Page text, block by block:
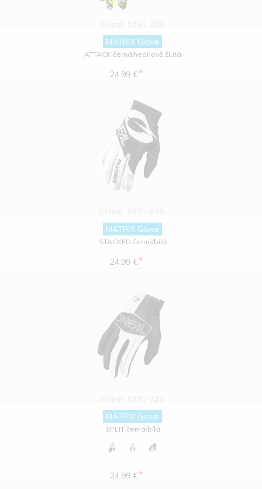
MATRIX Glove
ATTACK černá/neonově žlutá
24.99 €*
MATRIX Glove
STACKED černá/bílá
24.99 €*
MATRIX Glove
SPLIT černá/bílá
24.99 €*